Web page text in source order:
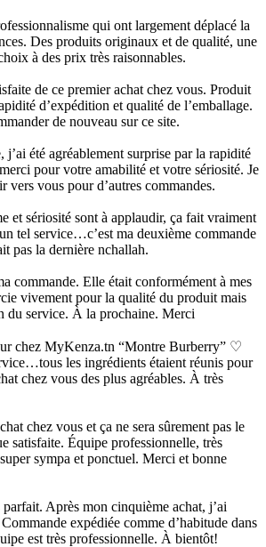
qui ont largement déplacé la
Des produits originaux et de qualité, une
à des prix très raisonnables.
de ce premier achat chez vous. Produit
d’expédition et qualité de l’emballage.
de nouveau sur ce site.
j’ai été agréablement surprise par la rapidité
pour votre amabilité et votre sériosité. Je
vers vous pour d’autres commandes.
et sériosité sont à applaudir, ça fait vraiment
tel service…c’est ma deuxième commande
pas la dernière nchallah.
commande. Elle était conformément à mes
vivement pour la qualité du produit mais
du service. À la prochaine. Merci
chez MyKenza.tn “Montre Burberry” ♡
les ingrédients étaient réunis pour
chez vous des plus agréables. À très
chez vous et ça ne sera sûrement pas le
satisfaite. Équipe professionnelle, très
sympa et ponctuel. Merci et bonne
Après mon cinquième achat, j’ai
expédiée comme d’habitude dans
est très professionnelle. À bientôt!